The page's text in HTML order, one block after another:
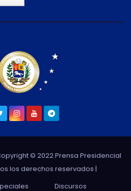
© 2022 Prensa Presidencial
los derechos reservados |
Discursos